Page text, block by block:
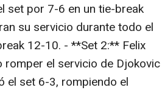
set por 7-6 en un tie-break
su servicio durante todo el
12-10. - **Set 2:** Felix
el servicio de Djokovic
el set 6-3, rompiendo el